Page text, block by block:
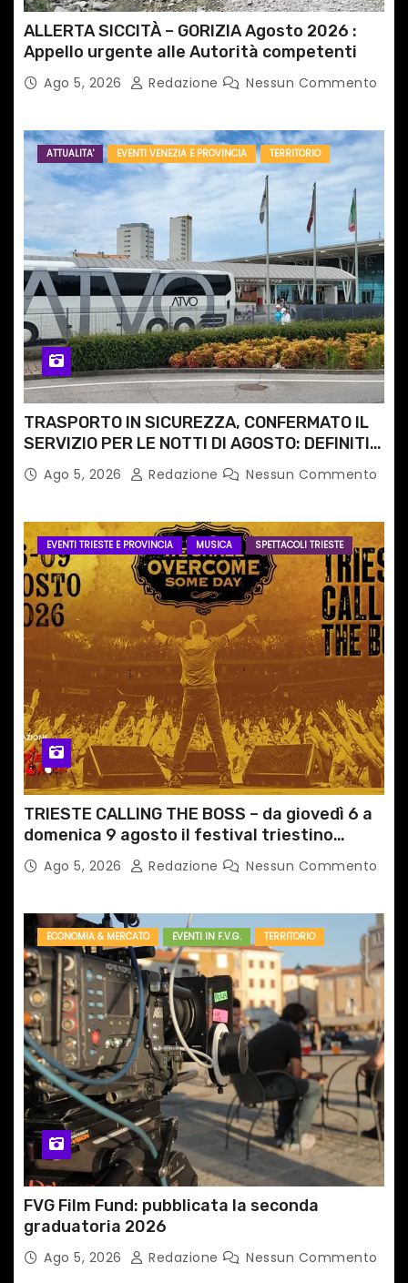
o
l
i
ALLERTA SICCITÀ – GORIZIA Agosto 2026 :
Appello urgente alle Autorità competenti
Ago 5, 2026 Redazione Nessun Commento
ATTUALITA' EVENTI VENEZIA E PROVINCIA TERRITORIO
TRASPORTO IN SICUREZZA, CONFERMATO IL
SERVIZIO PER LE NOTTI DI AGOSTO: DEFINITI
PERCORSI, FERMATE E ORARIO
Ago 5, 2026 Redazione Nessun Commento
EVENTI TRIESTE E PROVINCIA MUSICA SPETTACOLI TRIESTE
TRIESTE CALLING THE BOSS – da giovedì 6 a
domenica 9 agosto il festival triestino
dedicato a Springsteen
Ago 5, 2026 Redazione Nessun Commento
ECONOMIA & MERCATO EVENTI IN F.V.G. TERRITORIO
FVG Film Fund: pubblicata la seconda
graduatoria 2026
Ago 5, 2026 Redazione Nessun Commento